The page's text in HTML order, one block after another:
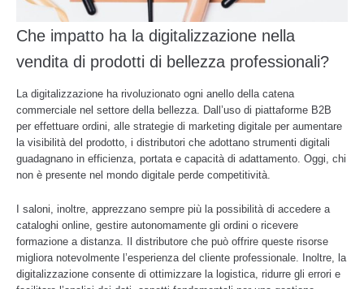
Che impatto ha la digitalizzazione nella
vendita di prodotti di bellezza professionali?
La digitalizzazione ha rivoluzionato ogni anello della catena
commerciale nel settore della bellezza. Dall’uso di piattaforme B2B
per effettuare ordini, alle strategie di marketing digitale per aumentare
la visibilità del prodotto, i distributori che adottano strumenti digitali
guadagnano in efficienza, portata e capacità di adattamento. Oggi, chi
non è presente nel mondo digitale perde competitività.
I saloni, inoltre, apprezzano sempre più la possibilità di accedere a
cataloghi online, gestire autonomamente gli ordini o ricevere
formazione a distanza. Il distributore che può offrire queste risorse
migliora notevolmente l’esperienza del cliente professionale. Inoltre, la
digitalizzazione consente di ottimizzare la logistica, ridurre gli errori e